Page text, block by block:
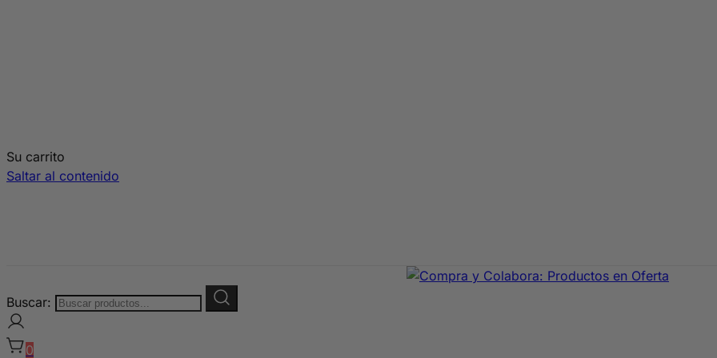
Su carrito
Saltar al contenido
COMPRA Y COLABORA: PRODUCTOS EN OFERTA
Ahorra hasta un 50% en perfumes, cosmética y maquillaje de primeras marcas. En Compra y Colabora
Buscar:
0